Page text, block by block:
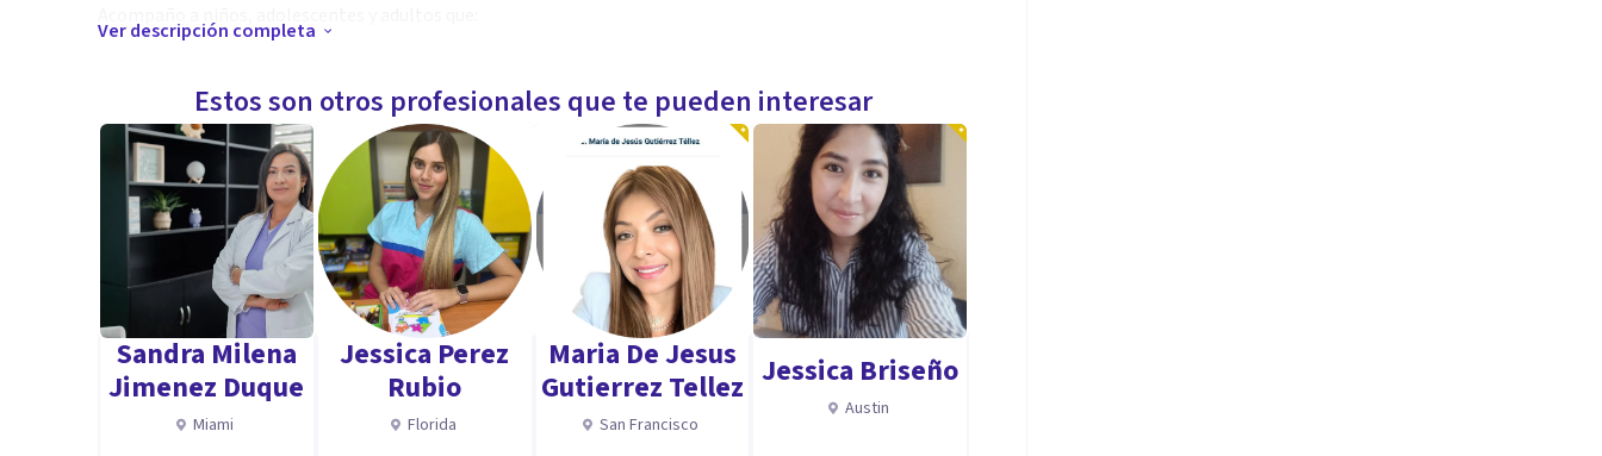
✓ Desean entender sus reacciones emocionales y transformarlas.
✓ Pretenden mejorar sus relaciones sociales, educativas, laborales, amorosas o familiares.
✓ Quieren fortalecer la confianza que tienen en sí mismos.
✓ Necesitan tomar una decisión educativa o laboral que es crucial.
✓ Anhelan controlar pensamientos de preocupación constante.
Ver descripción completa
Estos son otros profesionales que te pueden interesar
Sandra Milena
Jimenez Duque
Miami
Jessica Perez
Rubio
Florida
Maria De Jesus
Gutierrez Tellez
San Francisco
Jessica Briseño
Austin